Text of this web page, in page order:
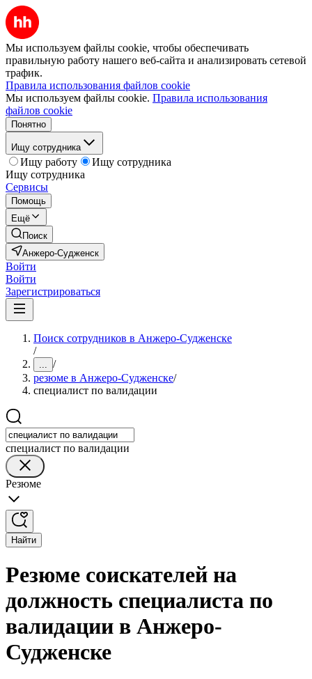
Мы используем файлы cookie, чтобы обеспечивать
правильную работу нашего веб-сайта и анализировать сетевой
трафик.
Правила использования файлов cookie
Мы используем файлы cookie. Правила использования
файлов cookie
Понятно
Ищу сотрудника
Ищу работу
Ищу сотрудника
Ищу сотрудника
Сервисы
Помощь
Ещё
Поиск
Анжеро-Судженск
Войти
Войти
Зарегистрироваться
Поиск сотрудников в Анжеро-Судженске
/
... /
резюме в Анжеро-Судженске/
специалист по валидации
специалист по валидации
Резюме
Найти
Резюме соискателей на
должность специалиста по
валидации в Анжеро-
Судженске